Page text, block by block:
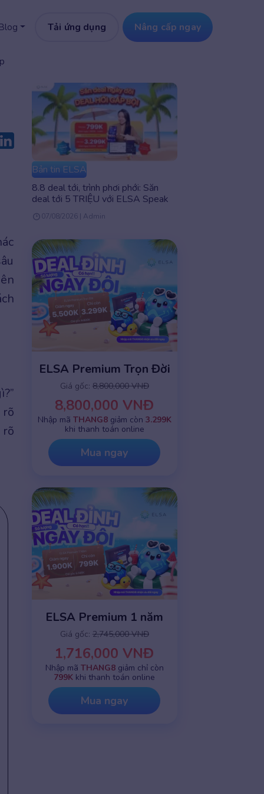
Tải ứng dụng Nâng cấp ngay
Bản tin ELSA
8.8 deal tới, trình phơi phới: Săn
deal tới 5 TRIỆU với ELSA Speak
07/08/2026 | Admin
ELSA Premium Trọn Đời
Giá gốc: 8,800,000 VNĐ
8,800,000 VNĐ
Nhập mã THANG8giảm còn 3.299K
khi thanh toán online
Mua ngay
ELSA Premium 1 năm
Giá gốc: 2,745,000 VNĐ
1,716,000 VNĐ
Nhập mã THANG8giảm chỉ còn
799K khi thanh toán online
Mua ngay